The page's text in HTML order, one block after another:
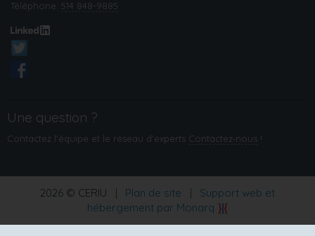
Téléphone: 514 848-9885
Une question ?
Contactez l'équipe et le réseau d’experts Contactez‑nous !
2026 © CERIU | Plan de site |
Support web et
hébergement par Monarq